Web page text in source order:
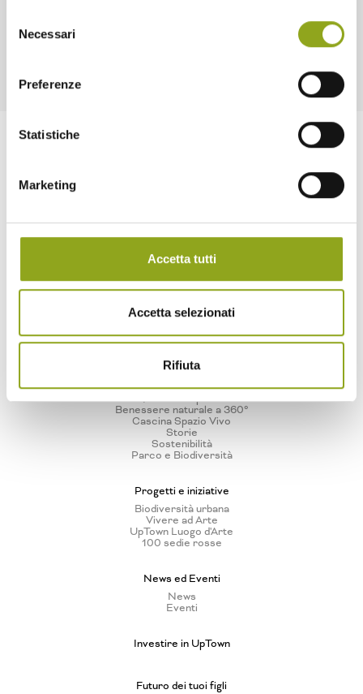
delNecessari
Preferenze
Statistiche
Marketing
Accetta tutti
Accetta selezionati
Rifiuta
La tua casa in UpTown
Tutti gli edifici
— Bliss UpTown
— Inspire UpTown
— Feel UpTown
Quartiere UpTown
Benessere naturale a 360°
Cascina Spazio Vivo
Storie
Sostenibilità
Parco e Biodiversità
Progetti e iniziative
Biodiversità urbana
Vivere ad Arte
UpTown Luogo d'Arte
100 sedie rosse
News ed Eventi
News
Eventi
Investire in UpTown
Futuro dei tuoi figli